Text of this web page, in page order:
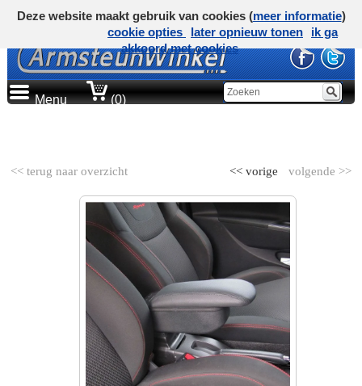
Menu (0)
<< terug naar overzicht volgende >>
<< vorige
Deze website maakt gebruik van cookies (meer informatie)
cookie opties
later opnieuw tonen
ik ga
akkoord met cookies